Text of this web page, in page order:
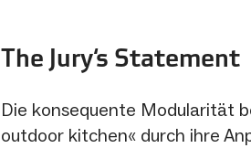
The Jury‘s Statement
Die konsequente Modularität
outdoor kitchen« durch ihre